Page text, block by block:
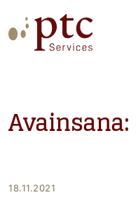
to
content
Avainsana:
18.11.2021